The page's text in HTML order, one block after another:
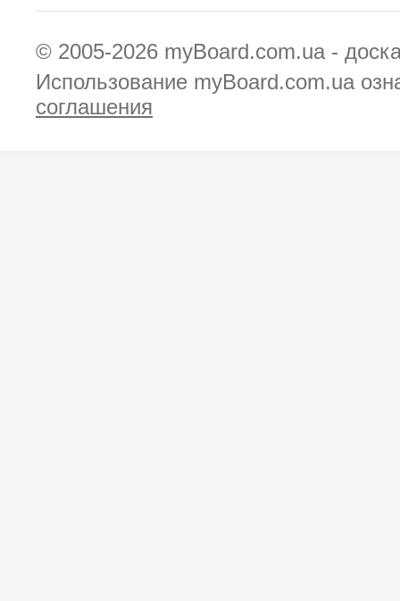
© 2005-2026 myBoard.com.ua -
Использование myBoard.com.ua
соглашения